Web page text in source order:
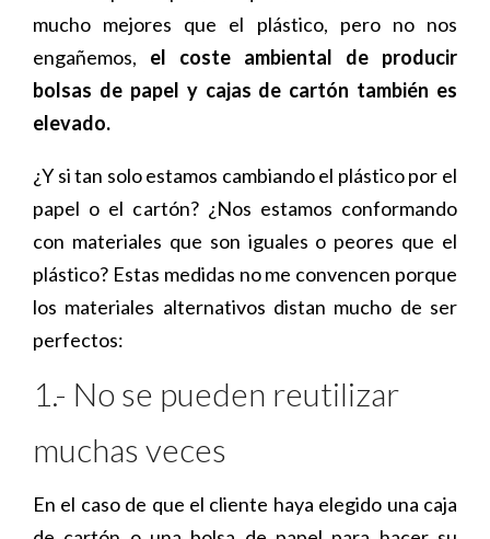
mucho mejores que el plástico, pero no nos
engañemos, el coste ambiental de producir
bolsas de papel y cajas de cartón también es
elevado.
¿Y si tan solo estamos cambiando el plástico por el
papel o el cartón? ¿Nos estamos conformando
con materiales que son iguales o peores que el
plástico? Estas medidas no me convencen porque
los materiales alternativos distan mucho de ser
perfectos:
1.- No se pueden reutilizar
muchas veces
En el caso de que el cliente haya elegido una caja